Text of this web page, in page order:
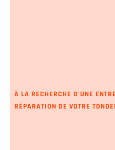
À LA RECHERCHE D'UNE
RÉPARATION DE VOTRE